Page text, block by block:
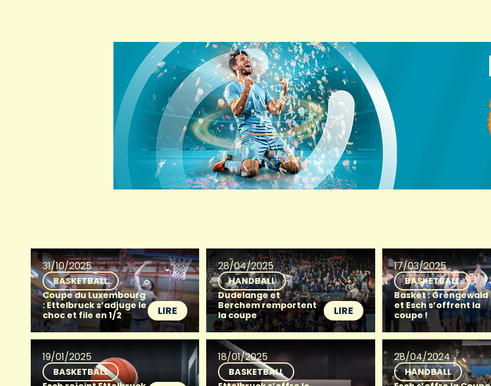
31/10/2025
BASKETBALL
Coupe du Luxembourg
: Ettelbruck s’adjuge le
choc et file en 1/2
LIRE
28/04/2025
HANDBALL
Dudelange et
Berchem remportent
la coupe
LIRE
17/03/2025
BASKETBALL
Basket : Gréngewald
et Esch s’offrent la
coupe !
19/01/2025
BASKETBALL
18/01/2025
BASKETBALL
28/04/2024
HANDBALL